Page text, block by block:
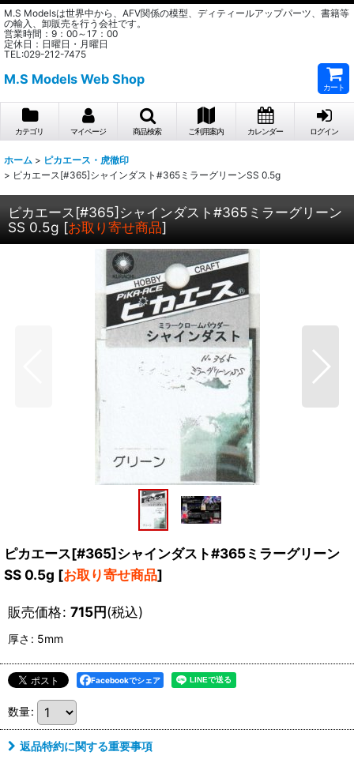
M.S Modelsは世界中から、AFV関係の模型、ディティールアップパーツ、書籍等
の輸入、卸販売を行う会社です。
営業時間：9：00～17：00
定休日：日曜日・月曜日
TEL:029-212-7475
M.S Models Web Shop
カート
カテゴリ マイページ 商品検索 ご利用案内 カレンダー ログイン
ホーム > ピカエース・虎徹印
> ピカエース[#365]シャインダスト#365ミラーグリーンSS 0.5g
ピカエース[#365]シャインダスト#365ミラーグリーン
SS 0.5g [お取り寄せ商品]
ピカエース[#365]シャインダスト#365ミラーグリーン
SS 0.5g [お取り寄せ商品]
販売価格: 715円(税込)
厚さ : 5mm
Facebookでシェア
数量:
返品特約に関する重要事項